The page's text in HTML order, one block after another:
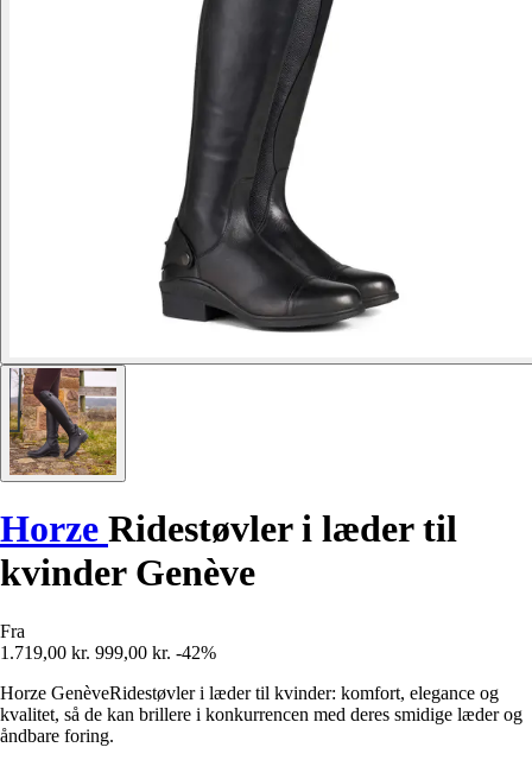
Horze Ridestøvler i læder til
kvinder Genève
Fra
1.719,00 kr. 999,00 kr. -42%
Horze GenèveRidestøvler i læder til kvinder: komfort, elegance og
kvalitet, så de kan brillere i konkurrencen med deres smidige læder og
åndbare foring.